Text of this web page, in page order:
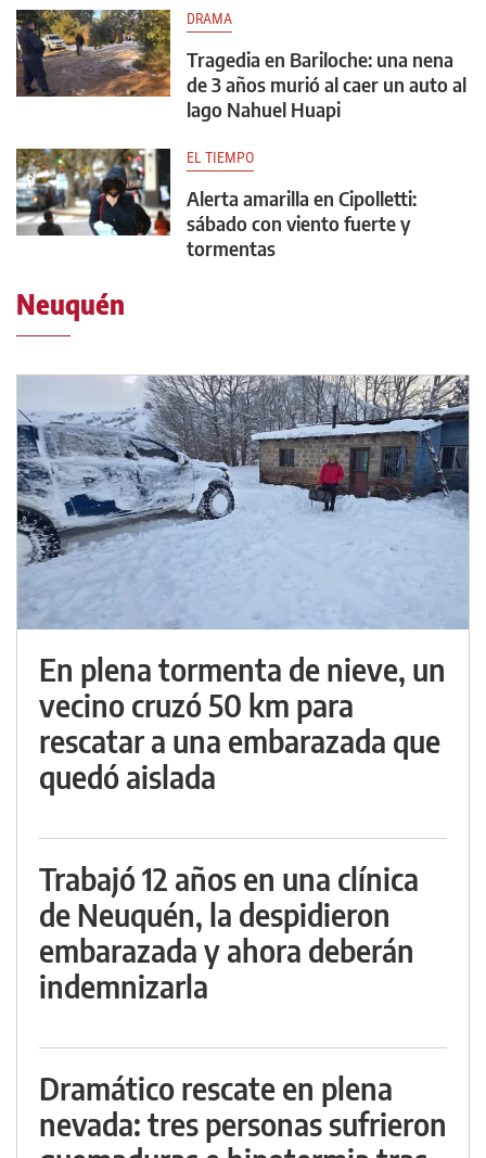
DRAMA
Tragedia en Bariloche: una nena
de 3 años murió al caer un auto al
lago Nahuel Huapi
EL TIEMPO
Alerta amarilla en Cipolletti:
sábado con viento fuerte y
tormentas
Neuquén
En plena tormenta de nieve, un
vecino cruzó 50 km para
rescatar a una embarazada que
quedó aislada
Trabajó 12 años en una clínica
de Neuquén, la despidieron
embarazada y ahora deberán
indemnizarla
Dramático rescate en plena
nevada: tres personas sufrieron